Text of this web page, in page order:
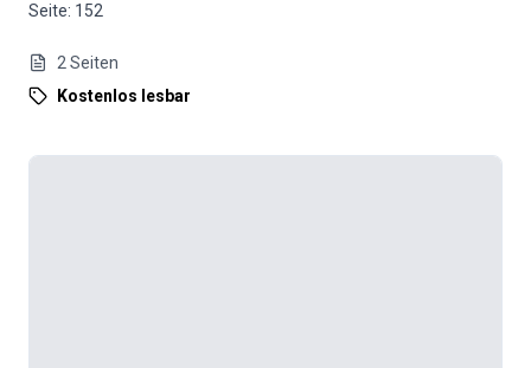
Seite: 152
2 Seiten
Kostenlos lesbar